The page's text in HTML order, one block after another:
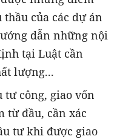
của các dự án
dẫn những nội
tại Luật cần
lượng...
tư công, giao vốn
từ đầu, cần xác
tư khi được giao